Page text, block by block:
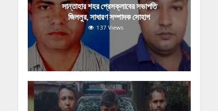
সান্তাহার শহর প্রেসক্লাবের সভাপতি
জিললুর, সাধারণ সম্পাদক সোহাগ
137 Views